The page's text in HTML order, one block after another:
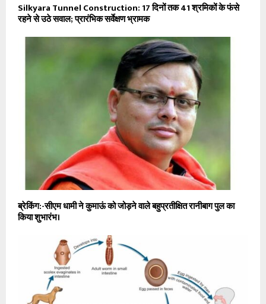
Silkyara Tunnel Construction: 17 दिनों तक 41 श्रमिकों के फंसे
रहने से उठे सवाल; प्रारंभिक सर्वेक्षण भ्रामक
ब्रेकिंग:-सीएम धामी ने कुमाऊं को जोड़ने वाले बहुप्रतीक्षित रानीबाग पुल का
किया शुभारंभ।